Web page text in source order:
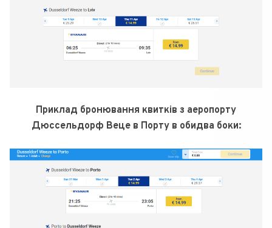
Приклад бронювання квитків з аеропорту
Дюссельдорф Веце в Порту в обидва боки: